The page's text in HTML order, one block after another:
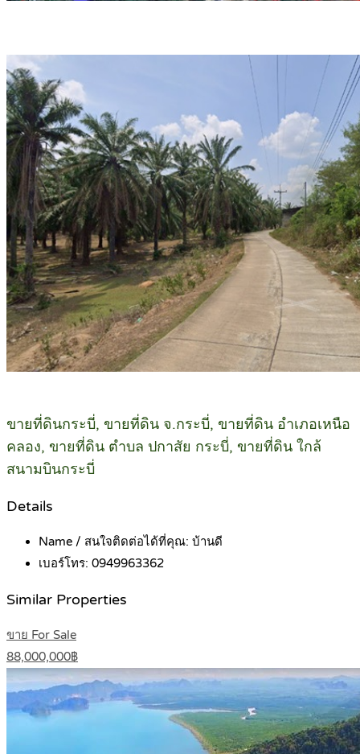
ขายที่ดินกระบี่, ขายที่ดิน จ.กระบี่, ขายที่ดิน อำเภอเหนือ
คลอง, ขายที่ดิน ตำบล ปกาสัย กระบี่, ขายที่ดิน ใกล้
สนามบินกระบี่
Details
Name / สนใจติดต่อได้ที่คุณ: บ้านดี
เบอร์โทร: 0949963362
Similar Properties
ขาย For Sale
88,000,000฿